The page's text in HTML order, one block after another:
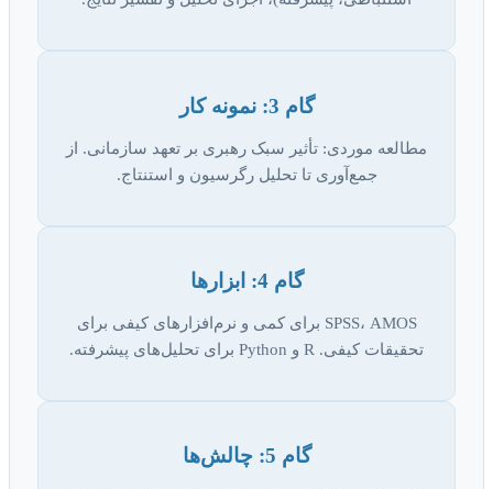
گام 3: نمونه کار
مطالعه موردی: تأثیر سبک رهبری بر تعهد سازمانی. از
جمع‌آوری تا تحلیل رگرسیون و استنتاج.
گام 4: ابزارها
SPSS، AMOS برای کمی و نرم‌افزارهای کیفی برای
تحقیقات کیفی. R و Python برای تحلیل‌های پیشرفته.
گام 5: چالش‌ها